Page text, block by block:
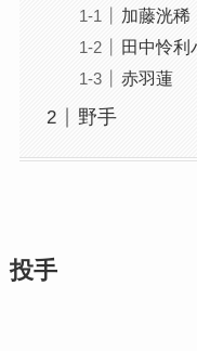
加藤洸稀
田中怜利
赤羽蓮
野手
投手